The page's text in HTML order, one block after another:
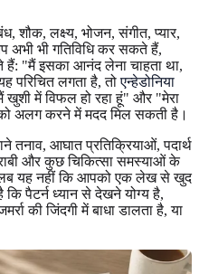
शौक, लक्ष्य, भोजन, संगीत, प्यार,
अभी भी गतिविधि कर सकते हैं,
"मैं इसका आनंद लेना चाहता था,
परिचित लगता है, तोएन्हेडोनिया
में विफल हो रहा हूं" और "मेरा
अलग करने में मदद मिल सकती है।
तनाव, आघात प्रतिक्रियाओं, पदार्थ
और कुछ चिकित्सा समस्याओं के
यह नहीं कि आपको एक लेख से खुद
पैटर्न ध्यान से देखने योग्य है,
की जिंदगी में बाधा डालता है, या